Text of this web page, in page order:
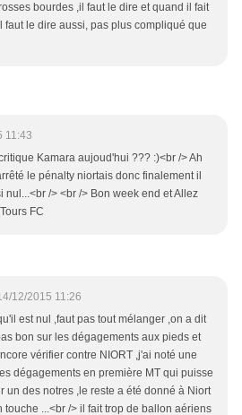
bourdes ,il faut le dire et quand il fait
faut le dire aussi, pas plus compliqué que
11:43
Kamara aujoud'hui ??? :)<br /> Ah
le pénalty niortais donc finalement il
nul...<br /> <br /> Bon week end et Allez
FC
12/2015 11:26
est nul ,faut pas tout mélanger ,on a dit
bon sur les dégagements aux pieds et
vérifier contre NIORT ,j'ai noté une
dégagements en première MT qui puisse
un des notres ,le reste a été donné à Niort
touche ...<br /> il fait trop de ballon aériens